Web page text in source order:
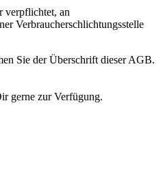
verpflichtet, an
Verbraucherschlichtungsstelle
Sie der Überschrift dieser AGB.
gerne zur Verfügung.